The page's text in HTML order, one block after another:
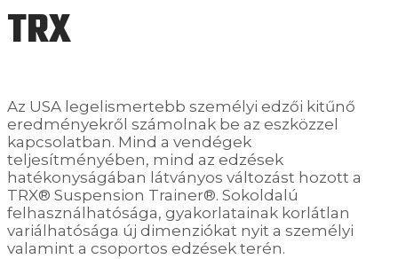
​TRX
Az USA legelismertebb személyi edzői kitűnő
eredményekről számolnak be az eszközzel
kapcsolatban. Mind a vendégek
teljesítményében, mind az edzések
hatékonyságában látványos változást hozott a
TRX® Suspension Trainer®. Sokoldalú
felhasználhatósága, gyakorlatainak korlátlan
variálhatósága új dimenziókat nyit a személyi
valamint a csoportos edzések terén.